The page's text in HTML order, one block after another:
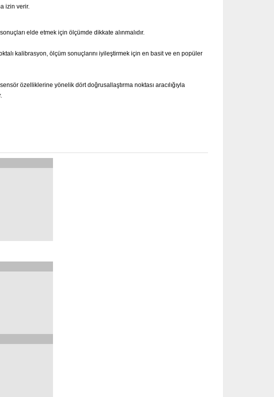
izin verir.
elde etmek için ölçümde dikkate alınmalıdır.
kalibrasyon, ölçüm sonuçlarını iyileştirmek için en basit ve en popüler
özelliklerine yönelik dört doğrusallaştırma noktası aracılığıyla